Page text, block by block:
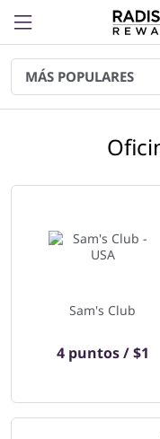
Menu
MÁS POPULARES
40 establecimientos que se
Sam's Club
4 puntos / $1